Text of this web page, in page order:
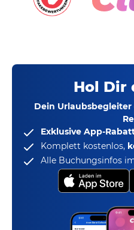
Hol Dir
Dein
Exklusive App-
Komplett kostenlos,
Alle Buchungsinfos